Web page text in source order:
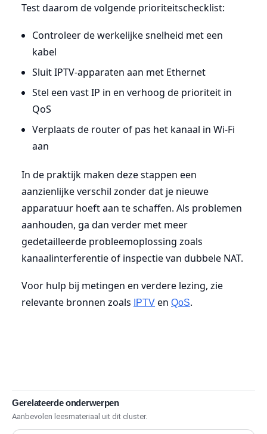
Test daarom de volgende prioriteitschecklist:
Controleer de werkelijke snelheid met een
kabel
Sluit IPTV-apparaten aan met Ethernet
Stel een vast IP in en verhoog de prioriteit in
QoS
Verplaats de router of pas het kanaal in Wi-Fi
aan
In de praktijk maken deze stappen een
aanzienlijke verschil zonder dat je nieuwe
apparatuur hoeft aan te schaffen. Als problemen
aanhouden, ga dan verder met meer
gedetailleerde probleemoplossing zoals
kanaalinterferentie of inspectie van dubbele NAT.
Voor hulp bij metingen en verdere lezing, zie
relevante bronnen zoals
IPTV en QoS.
Gerelateerde onderwerpen
Aanbevolen leesmateriaal uit dit cluster.